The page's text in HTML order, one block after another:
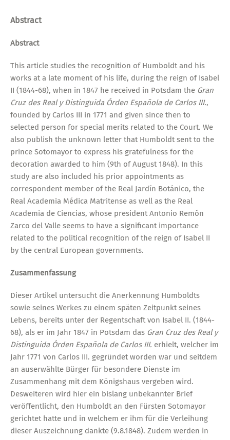
Abstract
Abstract
This article studies the recognition of Humboldt and his
works at a late moment of his life, during the reign of Isabel
II (1844-68), when in 1847 he received in Potsdam the Gran
Cruz des Real y Distinguida Órden Española de Carlos III.,
founded by Carlos III in 1771 and given since then to
selected person for special merits related to the Court. We
also publish the unknown letter that Humboldt sent to the
prince Sotomayor to express his gratefulness for the
decoration awarded to him (9th of August 1848). In this
study are also included his prior appointments as
correspondent member of the Real Jardín Botánico, the
Real Academia Médica Matritense as well as the Real
Academia de Ciencias, whose president Antonio Remón
Zarco del Valle seems to have a significant importance
related to the political recognition of the reign of Isabel II
by the central European governments.
Zusammenfassung
Dieser Artikel untersucht die Anerkennung Humboldts
sowie seines Werkes zu einem späten Zeitpunkt seines
Lebens, bereits unter der Regentschaft von Isabel II. (1844-
68), als er im Jahr 1847 in Potsdam das Gran Cruz des Real y
Distinguida Órden Española de Carlos III. erhielt, welcher im
Jahr 1771 von Carlos III. gegründet worden war und seitdem
an auserwählte Bürger für besondere Dienste im
Zusammenhang mit dem Königshaus vergeben wird.
Desweiteren wird hier ein bislang unbekannter Brief
veröffentlicht, den Humboldt an den Fürsten Sotomayor
gerichtet hatte und in welchem er ihm für die Verleihung
dieser Auszeichnung dankte (9.8.1848). Zudem werden in